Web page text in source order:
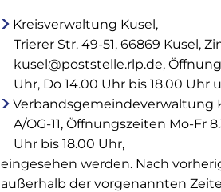
Kreisverwaltung Kusel,
Trierer Str. 49-51, 66869 Kusel,
kusel@poststelle.rlp.de,
Uhr, Do 14.00 Uhr bis 18.00 Uhr
Verbandsgemeindeverwaltung
A/OG-11, Öffnungszeiten Mo-Fr
Uhr bis 18.00 Uhr,
eingesehen werden. Nach
außerhalb der vorgenannten